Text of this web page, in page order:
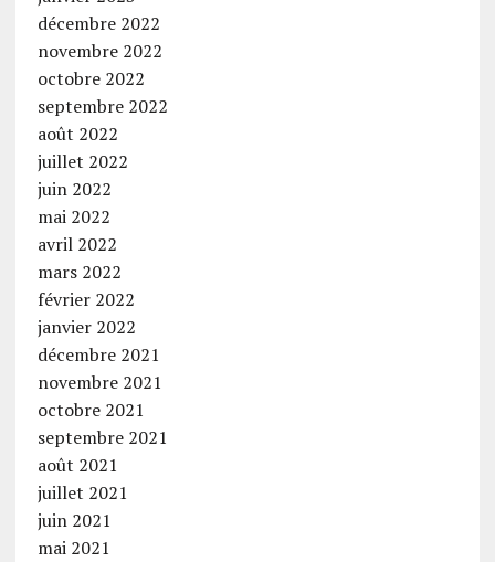
décembre 2022
novembre 2022
octobre 2022
septembre 2022
août 2022
juillet 2022
juin 2022
mai 2022
avril 2022
mars 2022
février 2022
janvier 2022
décembre 2021
novembre 2021
octobre 2021
septembre 2021
août 2021
juillet 2021
juin 2021
mai 2021